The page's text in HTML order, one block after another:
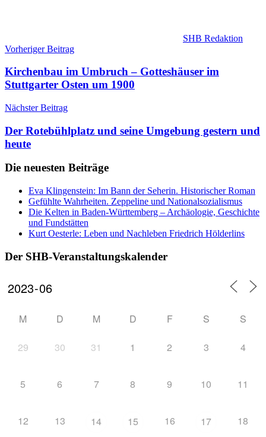
SHB Redaktion
Beitragsnavigation
Vorheriger Beitrag
Kirchenbau im Umbruch – Gotteshäuser im
Stuttgarter Osten um 1900
Nächster Beitrag
Der Rotebühlplatz und seine Umgebung gestern und
heute
Die neuesten Beiträge
Eva Klingenstein: Im Bann der Seherin. Historischer Roman
Gefühlte Wahrheiten. Zeppeline und Nationalsozialismus
Die Kelten in Baden-Württemberg – Archäologie, Geschichte
und Fundstätten
Kurt Oesterle: Leben und Nachleben Friedrich Hölderlins
Der SHB-Veranstaltungskalender
M D M D F S S
29 30 31 1 2 3 4
5 6 7 8 9 10 11
12 13 14 15 16 17 18